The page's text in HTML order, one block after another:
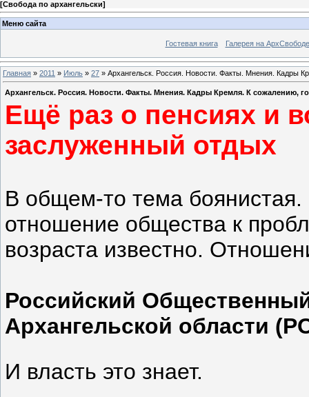
[Свобода по архангельски]
Меню сайта
Гостевая книга Галерея на АрхСвободе
Главная » 2011 » Июль » 27 » Архангельск. Россия. Новости. Факты. Мнения. Кадры
Архангельск. Россия. Новости. Факты. Мнения. Кадры Кремля. К сожалению,
Ещё раз о пенсиях и
заслуженный отдых
В общем-то тема
отношение общества к
возраста известно.
Российский
Архангельской области
И власть это знает.